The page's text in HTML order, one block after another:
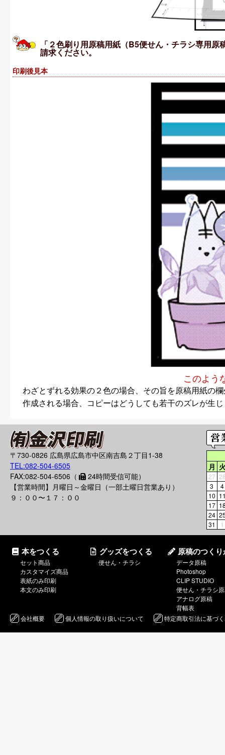
「２色刷り用原稿用紙（B5便せん・チラシ専用
請求ください。
印刷後見本
このよう
わざとずれる効果の２色の場合、その旨を原稿用紙の
作成される場合、コピーはどうしても若干のズレが生
〒730-0826 広島県広島市中区南吉島２丁目1-38
TEL:082-504-6505
FAX:082-504-6506（
24時間受信可能）
【営業時間】月曜日～金曜日（一部土曜日営業あり）
９：００〜１７：００
月
27
3
4
10
17
24
31
1
本をつくる
セット商品
カスタマイズ商品
表紙のみ印刷
本文のみ印刷
グッズをつくる
便せん・チラシ
原稿のつく
データ原稿
Photoshop
CLIP STUDIO
便せん・チラシ
アナログ原稿
背幅表
会社概要
個人情報の取り扱いについて 特定商取引法に基づ